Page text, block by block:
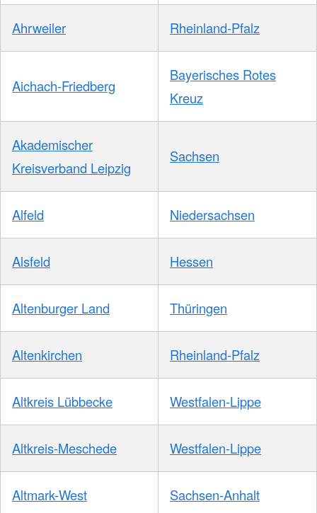
Ahrweiler Rheinland-Pfalz
Aichach-Friedberg
Bayerisches Rotes
Kreuz
Akademischer
Kreisverband Leipzig
Sachsen
Alfeld Niedersachsen
Alsfeld Hessen
Altenburger Land Thüringen
Altenkirchen Rheinland-Pfalz
Altkreis Lübbecke Westfalen-Lippe
Altkreis-Meschede Westfalen-Lippe
Altmark-West Sachsen-Anhalt